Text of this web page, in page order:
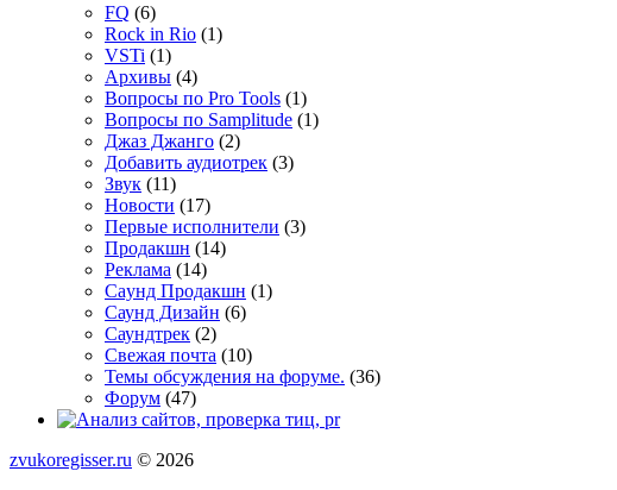
FQ (6)
Rock in Rio (1)
VSTi (1)
Архивы (4)
Вопросы по Pro Tools (1)
Вопросы по Samplitude (1)
Джаз Джанго (2)
Добавить аудиотрек (3)
Звук (11)
Новости (17)
Первые исполнители (3)
Продакшн (14)
Реклама (14)
Сayнд Пpoдaкшн (1)
Саунд Дизайн (6)
Саундтрек (2)
Свежая почта (10)
Темы обсуждения на форуме. (36)
Форум (47)
zvukoregisser.ru © 2026